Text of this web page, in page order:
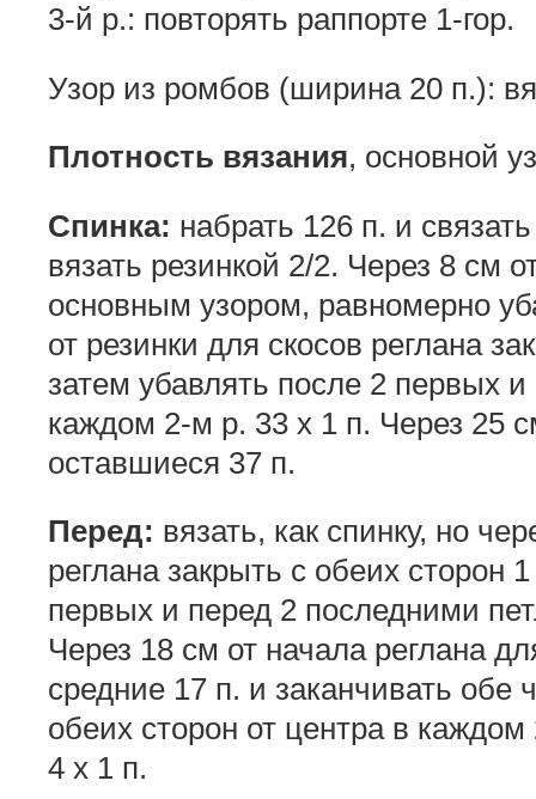
3-й р.: повторять раппорте 1-гор.
Узор из ромбов (ширина 20 п.):
Плотность вязания, основной
Спинка: набрать 126 п. и
вязать резинкой 2/2. Через 8 см
основным узором, равномерно
от резинки для скосов реглана
затем убавлять после 2 первых
каждом 2-м р. 33 х 1 п. Через 25
оставшиеся 37 п.
Перед: вязать, как спинку, но
реглана закрыть с обеих сторон
первых и перед 2 последними
Через 18 см от начала реглана
средние 17 п. и заканчивать обе
обеих сторон от центра в
4 х 1 п.